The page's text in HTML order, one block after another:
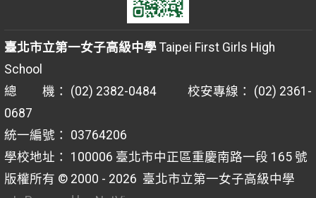
臺北市立第一女子高級中學Taipei First Girls High
School
總 機： (02) 2382-0484 校安專線： (02) 2361-
0687
統一編號： 03764206
學校地址： 100006 臺北市中正區重慶南路一段 165 號
版權所有 © 2000 - 2026 臺北市立第一女子高級中學